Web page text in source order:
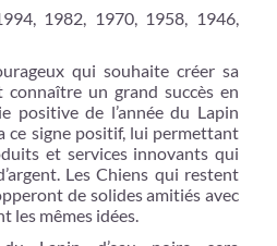
1982, 1970, 1958, 1946,
qui souhaite créer sa
un grand succès en
positive de l’année du Lapin
ce signe positif, lui permettant
et services innovants qui
Les Chiens qui restent
de solides amitiés avec
les mêmes idées.